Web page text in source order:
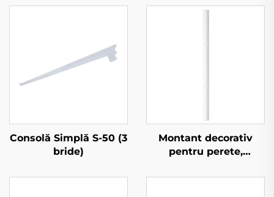
Consolă Simplă S-50 (3
bride)
Montant decorativ
pentru perete,